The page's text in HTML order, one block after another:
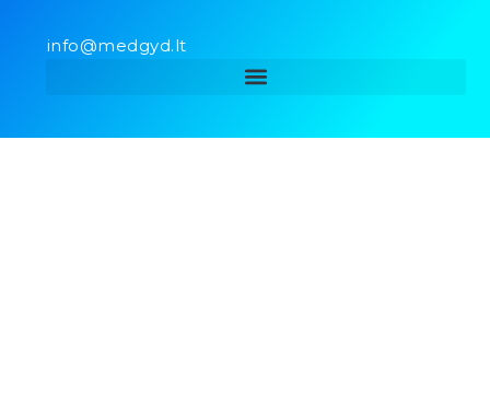
info@medgyd.lt